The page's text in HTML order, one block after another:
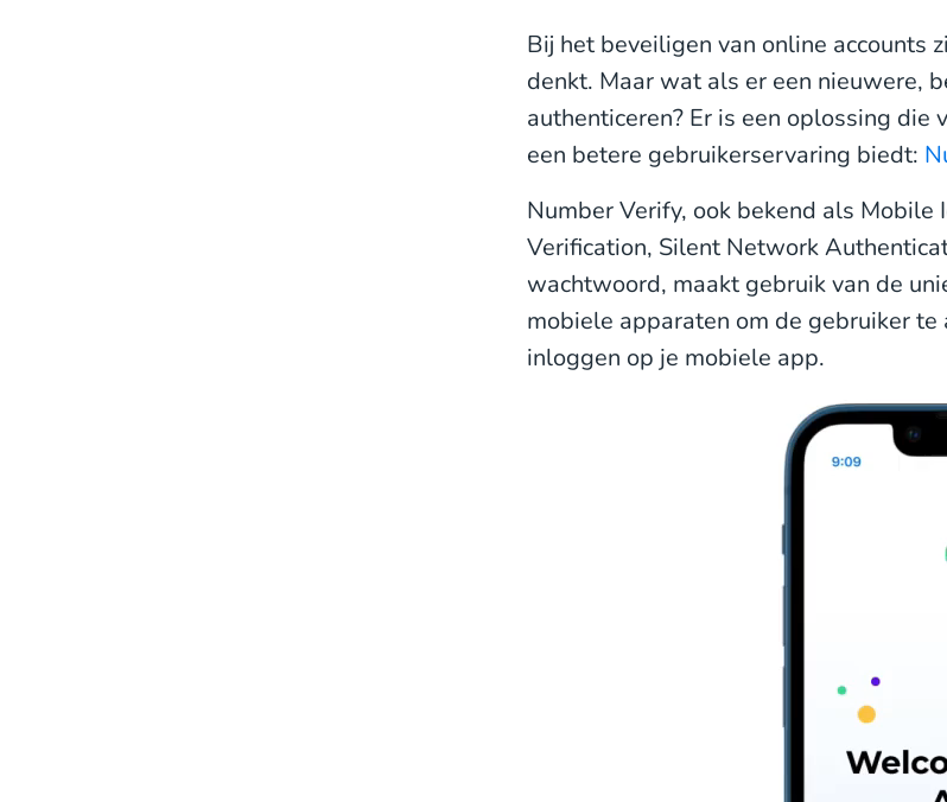
Bij het beveiligen van online accounts
denkt. Maar wat als er een nieuwere,
authenticeren? Er is een oplossing die
een betere gebruikerservaring biedt:
Number Verify, ook bekend als
Verification, Silent Network
wachtwoord, maakt gebruik van de
mobiele apparaten om de gebruiker
inloggen op je mobiele app.